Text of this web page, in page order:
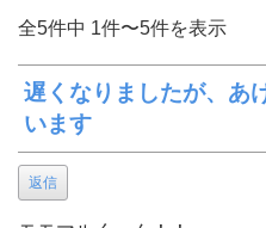
全5件中 1件〜5件を表示
遅くなりましたが、あ
います
返信